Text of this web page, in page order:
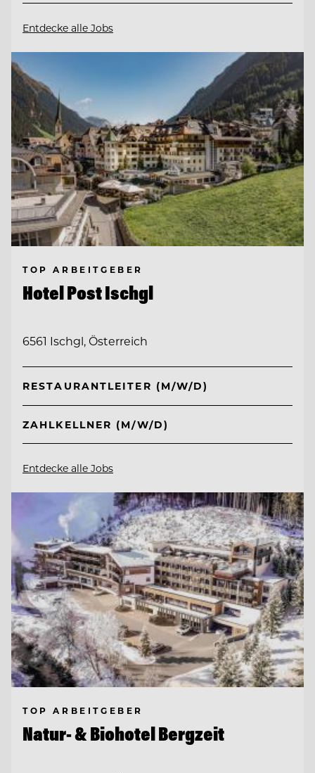
Entdecke alle Jobs
TOP ARBEITGEBER
Hotel Post Ischgl
6561 Ischgl, Österreich
RESTAURANTLEITER (M/W/D)
ZAHLKELLNER (M/W/D)
Entdecke alle Jobs
TOP ARBEITGEBER
Natur- & Biohotel Bergzeit